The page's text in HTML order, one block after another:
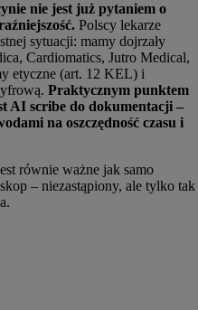
nie jest już pytaniem o
Polscy lekarze
sytuacji: mamy dojrzały
Cardiomatics, Jutro Medical,
etyczne (art. 12 KEL) i
Praktycznym punktem
AI scribe do dokumentacji –
na oszczędność czasu i
równie ważne jak samo
– niezastąpiony, ale tylko tak